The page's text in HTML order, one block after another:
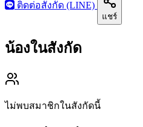
ติดต่อสังกัด (LINE)
แชร์
น้องในสังกัด
ไม่พบสมาชิกในสังกัดนี้